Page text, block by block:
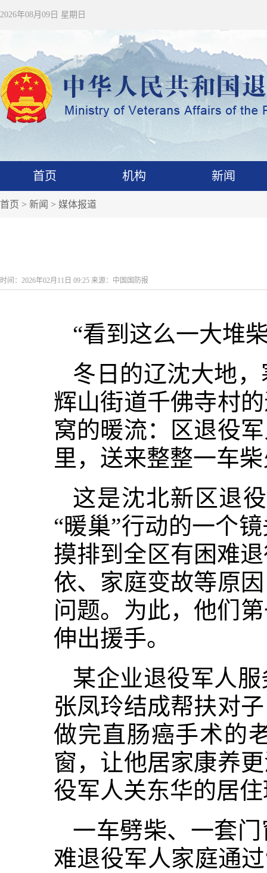
2026年08月09日 星期日
首页 机构 新闻
首页 > 新闻 > 媒体报道
时间：2026年02月11日 09:25 来源：中国国防报
“看到这么一大堆
冬日的辽沈大地
辉山街道千佛寺村
窝的暖流：区退役
里，送来整整一车
这是沈北新区退
“暖巢”行动的一个
摸排到全区有困难
依、家庭变故等原
问题。为此，他们
伸出援手。
某企业退役军人
张凤玲结成帮扶对
做完直肠癌手术的
窗，让他居家康养
役军人关东华的居
一车劈柴、一套
难退役军人家庭通